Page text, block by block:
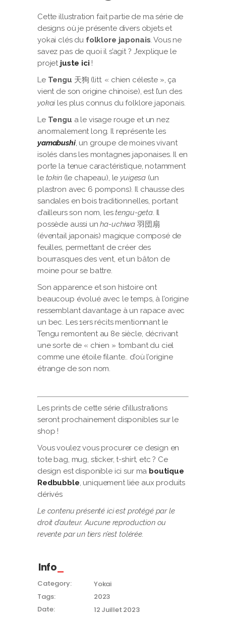
Cette illustration fait partie de ma série de
designs où je présente divers objets et
yokai clés du folklore japonais. Vous ne
savez pas de quoi il s’agit ? J’explique le
projet juste ici !
Le Tengu 天狗 (litt. « chien céleste », ça
vient de son origine chinoise), est l’un des
yokailes plus connus du folklore japonais.
Le Tengu a le visage rouge et un nez
anormalement long. Il représente les
yamabushi, un groupe de moines vivant
isolés dans les montagnes japonaises. Il en
porte la tenue caractéristique, notamment
le tokin(le chapeau), le yuigesa (un
plastron avec 6 pompons). Il chausse des
sandales en bois traditionnelles, portant
d’ailleurs son nom, lestengu-geta. Il
possède aussi unha-uchiwa 羽団扇
(éventail japonais) magique composé de
feuilles, permettant de créer des
bourrasques des vent, et un bâton de
moine pour se battre.
Son apparence et son histoire ont
beaucoup évolué avec le temps, à l’origine
ressemblant davantage à un rapace avec
un bec. Les 1ers récits mentionnant le
Tengu remontent au 8e siècle, décrivant
une sorte de « chien » tombant du ciel
comme une étoile filante.. d’où l’origine
étrange de son nom.
Les prints de cette série d’illustrations
seront prochainement disponibles sur le
shop !
Vous voulez vous procurer ce design en
tote bag, mug, sticker, t-shirt, etc ? Ce
design est disponible ici sur ma boutique
Redbubble, uniquement liée aux produits
dérivés
Le contenu présenté ici est protégé par le
droit d’auteur. Aucune reproduction ou
revente par un tiers n’est tolérée.
Info
Category:
Yokai
Tags:
2023
Date:
12 Juillet 2023